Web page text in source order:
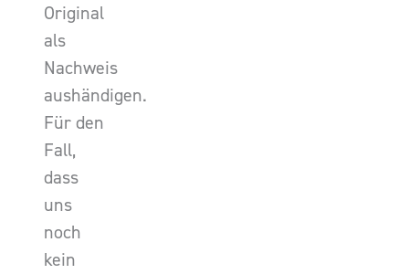
Original
als
Nachweis
aushändigen.
Für den
Fall,
dass
uns
noch
kein